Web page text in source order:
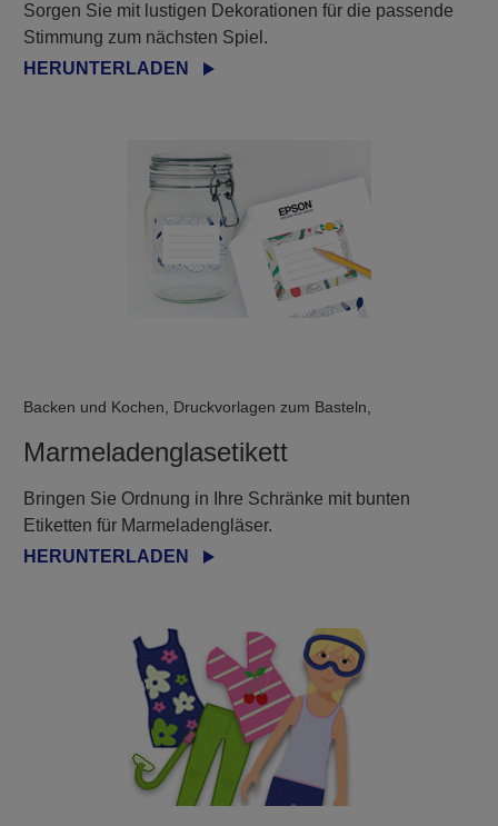
Sorgen Sie mit lustigen Dekorationen für die passende
Stimmung zum nächsten Spiel.
HERUNTERLADEN
Backen und Kochen, Druckvorlagen zum Basteln,
Marmeladenglasetikett
Bringen Sie Ordnung in Ihre Schränke mit bunten
Etiketten für Marmeladengläser.
HERUNTERLADEN